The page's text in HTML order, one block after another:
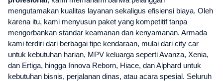
mengutamakan kualitas layanan sekaligus efisiensi biaya. Oleh
karena itu, kami menyusun paket yang kompetitif tanpa
mengorbankan standar keamanan dan kenyamanan. Armada
kami terdiri dari berbagai tipe kendaraan, mulai dari city car
untuk kebutuhan harian, MPV keluarga seperti Avanza, Xenia,
dan Ertiga, hingga Innova Reborn, Hiace, dan Alphard untuk
kebutuhan bisnis, perjalanan dinas, atau acara spesial. Seluruh